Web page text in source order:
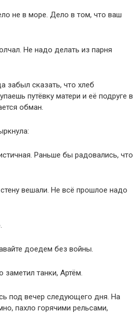
не в море. Дело в том, что ваш
Не надо делать из парня
забыл сказать, что хлеб
путёвку матери и её подруге в
обман.
Раньше бы радовались, что
вешали. Не всё прошлое надо
доедем без войны.
заметил танки, Артём.
под вечер следующего дня. На
пахло горячими рельсами,